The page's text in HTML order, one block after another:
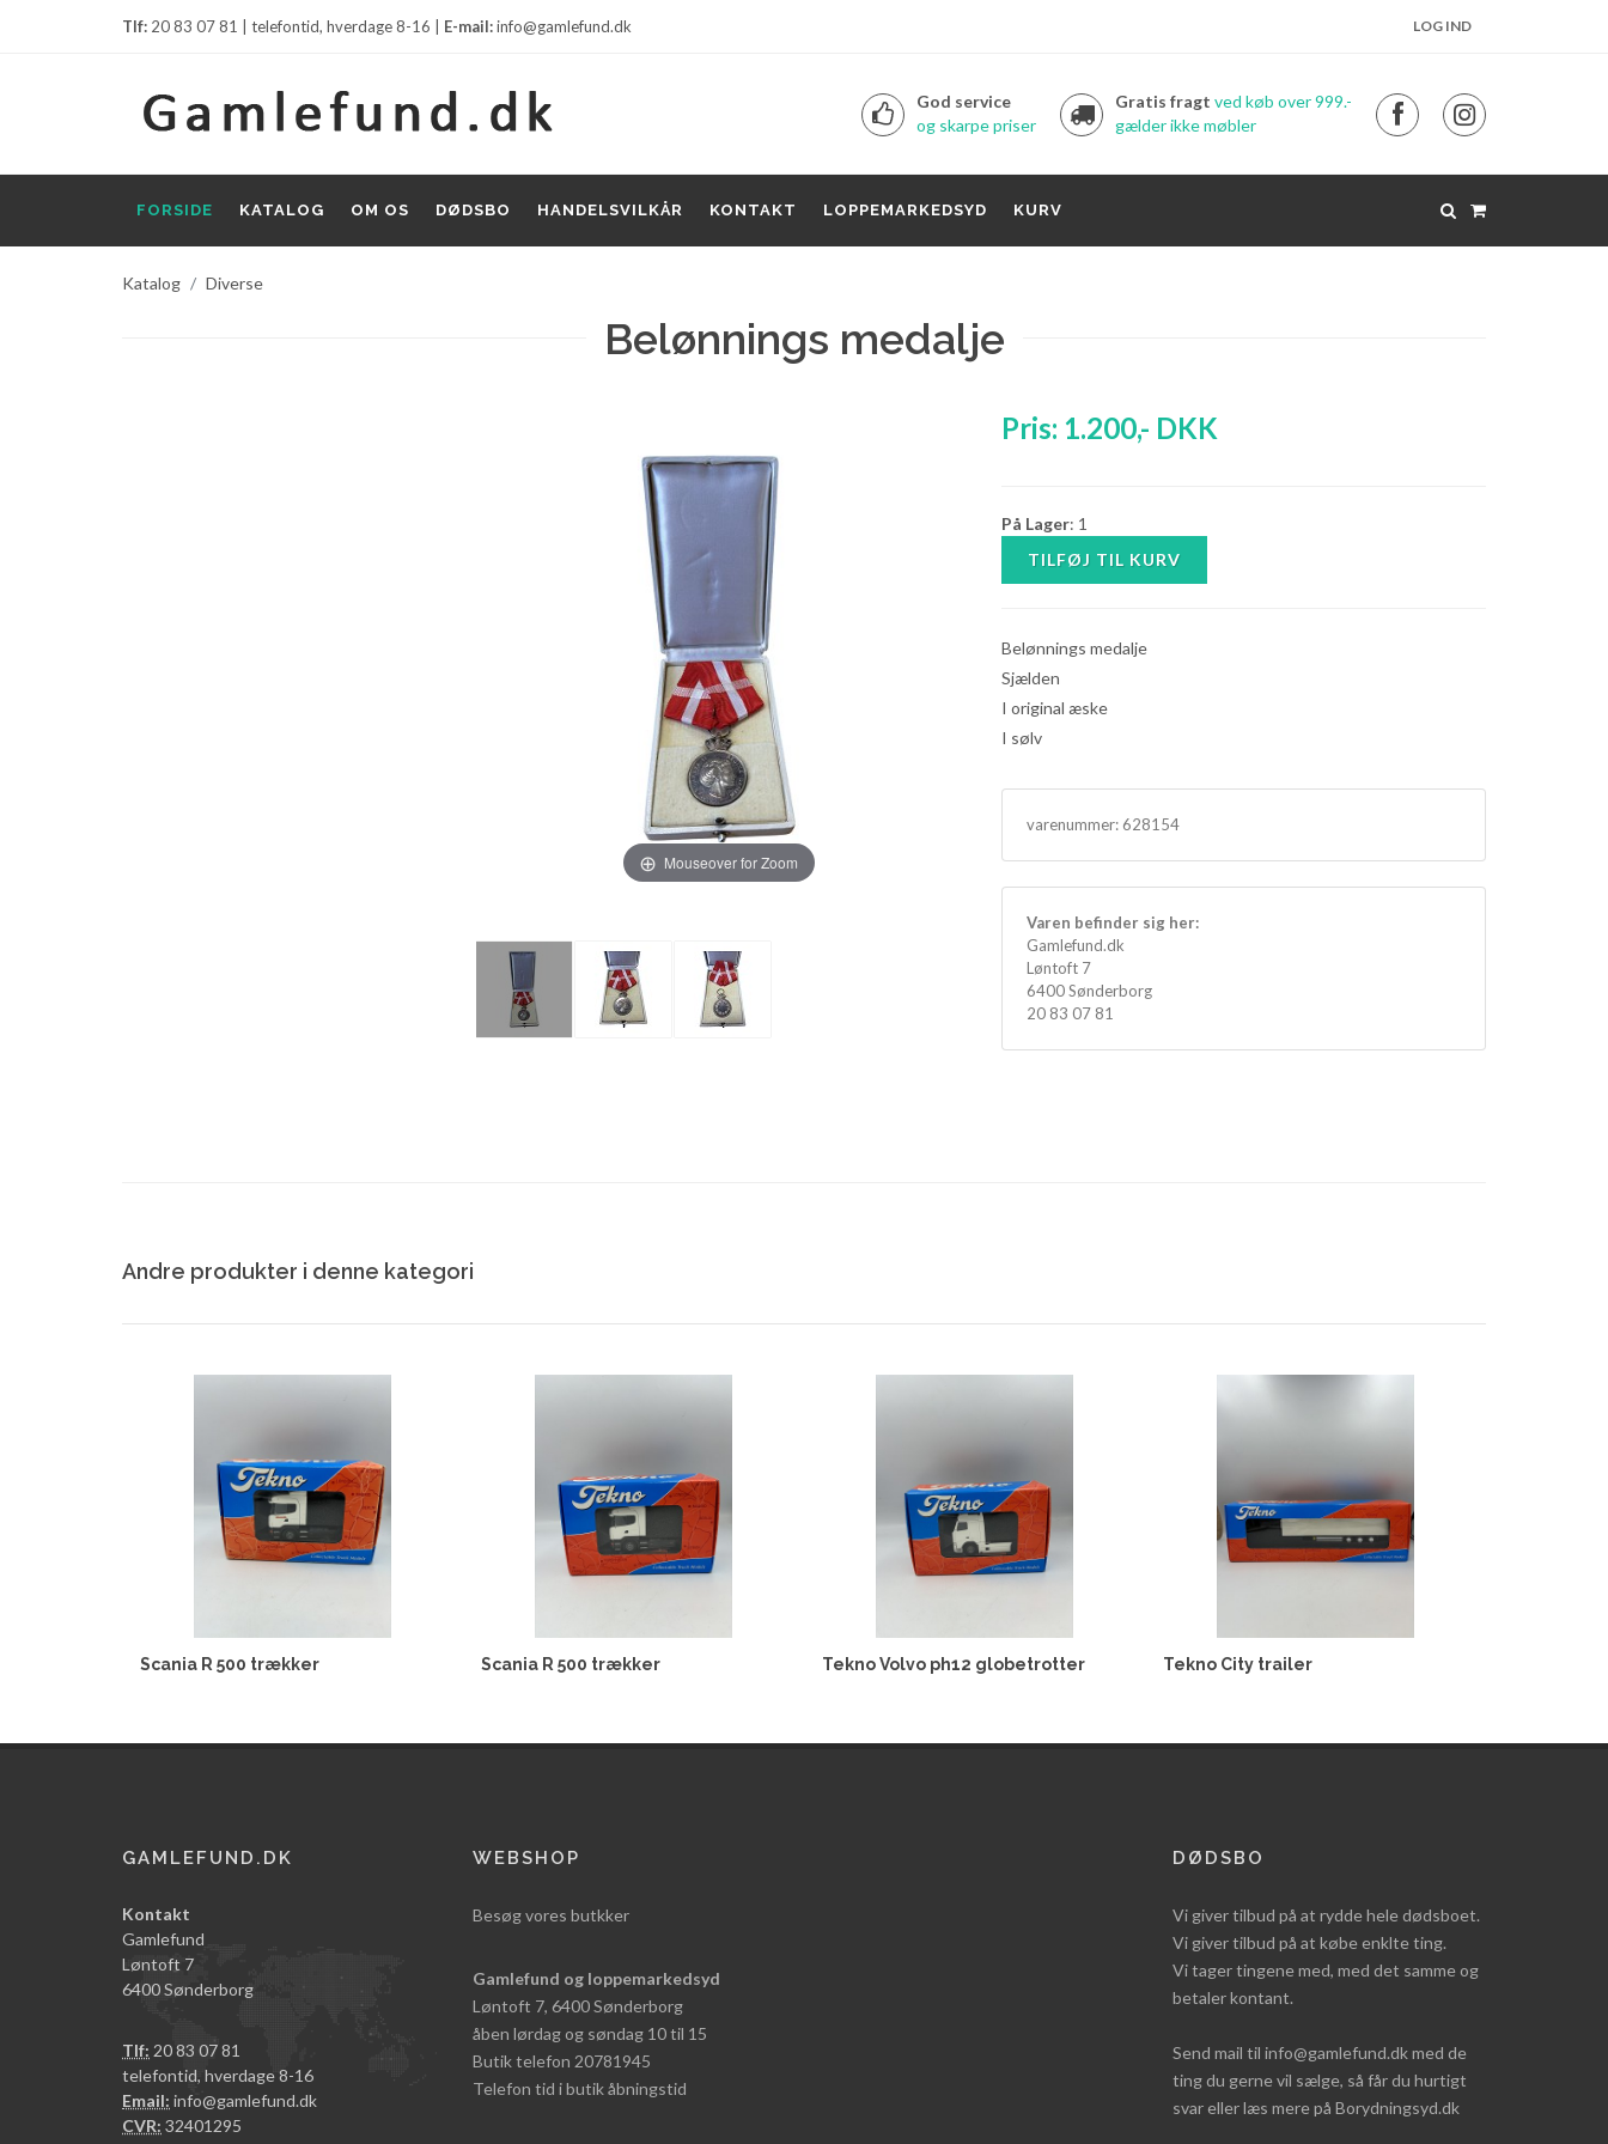
Tlf: 20 83 07 81 | telefontid, hverdage 8-16 | E-mail:info@gamlefund.dk LOG IND
God service
og skarpe priser
Gratis fragt ved køb over 999.-
gælder ikke møbler
FORSIDE KATALOG OM OS DØDSBO HANDELSVILKÅR KONTAKT LOPPEMARKEDSYD KURV
Katalog Diverse
Belønnings medalje
Mouseover for Zoom
Pris: 1.200,- DKK
På Lager: 1
Belønnings medalje
Sjælden
I original æske
I sølv
varenummer: 628154
Varen befinder sig her:
Gamlefund.dk
Løntoft 7
6400 Sønderborg
20 83 07 81
Andre produkter i denne kategori
Scania R 500 trækker Scania R 500 trækker Tekno Volvo ph12 globetrotter Tekno City trailer
GAMLEFUND.DK
Kontakt
Gamlefund
Løntoft 7
6400 Sønderborg
Tlf: 20 83 07 81
telefontid, hverdage 8-16
Email: info@gamlefund.dk
CVR: 32401295
WEBSHOP
Besøg vores butkker
Gamlefund og loppemarkedsyd
Løntoft 7, 6400 Sønderborg
åben lørdag og søndag 10 til 15
Butik telefon 20781945
Telefon tid i butik åbningstid
DØDSBO
Vi giver tilbud på at rydde hele dødsboet.
Vi giver tilbud på at købe enklte ting.
Vi tager tingene med, med det samme og
betaler kontant.
Send mail til info@gamlefund.dk med de
ting du gerne vil sælge, så får du hurtigt
svar eller læs mere på Borydningsyd.dk